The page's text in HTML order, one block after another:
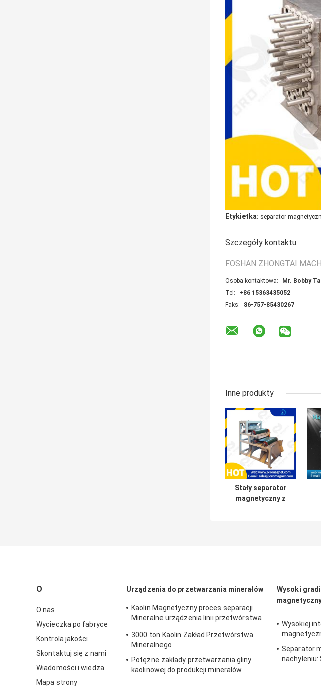
Etykietka: separator
Szczegóły kontaktu
FOSHAN ZHONGTAI
Osoba kontaktowa:
Mr. Bobby
Tel:
+86 15363435052
Faks:
86-757-85430267
Inne produkty
Stały separator
magnetyczny z
tworzywa
sztucznego
O
O nas
Wycieczka po fabryce
Kontrola jakości
Skontaktuj się z nami
Wiadomości i wiedza
Mapa strony
Urządzenia do przetwarzania minerałów
Kaolin Magnetyczny proces separacji
Mineralne urządzenia linii przetwórstwa
3000 ton Kaolin Zakład Przetwórstwa
Mineralnego
Potężne zakłady przetwarzania gliny
kaolinowej do produkcji minerałów
Wysoki
Wysokiej
Separator
nachyleniu: